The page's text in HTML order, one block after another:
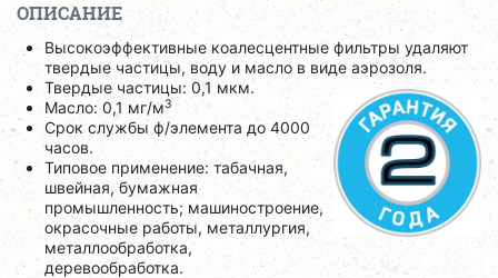
ОПИСАНИЕ
Высокоэффективные коалесцентные фильтры удаляют
твердые частицы, воду и масло в виде аэрозоля.
Твердые частицы: 0,1 мкм.
Масло: 0,1 мг/м3
Срок службы ф/элемента до 4000
часов.
Типовое применение: табачная,
швейная, бумажная
промышленность; машиностроение,
окрасочные работы, металлургия,
металлообработка,
деревообработка.